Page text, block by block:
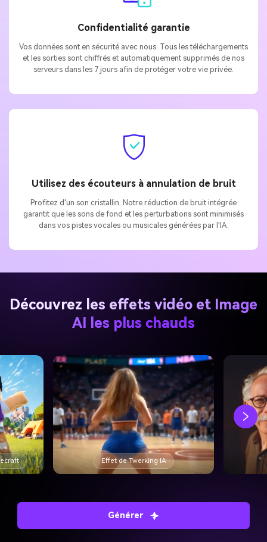
Confidentialité garantie
Vos données sont en sécurité avec nous. Tous les téléchargements
et les sorties sont chiffrés et automatiquement supprimés de nos
serveurs dans les 7 jours afin de protéger votre vie privée.
Utilisez des écouteurs à annulation de bruit
Profitez d'un son cristallin. Notre réduction de bruit intégrée
garantit que les sons de fond et les perturbations sont minimisés
dans vos pistes vocales ou musicales générées par l'IA.
Découvrez les effets vidéo et Image
AI les plus chauds
Effet de Twerking IA
Générer